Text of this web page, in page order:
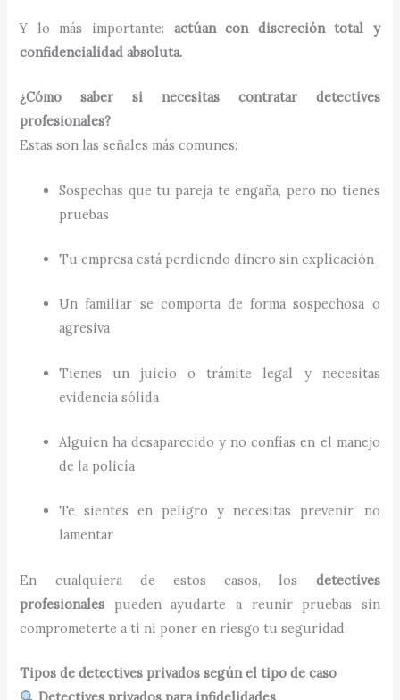
Y lo más importante: actúan con discreción total y
confidencialidad absoluta.
¿Cómo saber si necesitas contratar detectives
profesionales?
Estas son las señales más comunes:
Sospechas que tu pareja te engaña, pero no tienes
pruebas
Tu empresa está perdiendo dinero sin explicación
Un familiar se comporta de forma sospechosa o
agresiva
Tienes un juicio o trámite legal y necesitas
evidencia sólida
Alguien ha desaparecido y no confías en el manejo
de la policía
Te sientes en peligro y necesitas prevenir, no
lamentar
En cualquiera de estos casos, los detectives
profesionales pueden ayudarte a reunir pruebas sin
comprometerte a ti ni poner en riesgo tu seguridad.
Tipos de detectives privados según el tipo de caso